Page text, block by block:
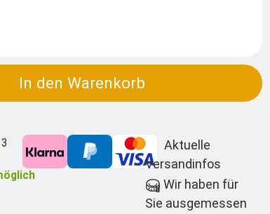
In den Warenkorb
Aktuelle
Versandinfos
Sie ausgemessen